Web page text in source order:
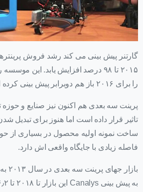
گارتنر پیش بینی می کند رشد فروش
۲۰۱۵ تا ۹۸ درصد افزایش یابد. این
را برای ۲۰۱۶ باز هم دوبرابر پیش بینی کرده است.
پرینت سه بعدی هم اکنون نیز صنایع و
تاثیر قرار داده است اما هنوز برای تبدیل
ساخت نمونه اولیه محصول در بسیاری از
فاصله زیادی با جایگاه واقعی اش دارد.